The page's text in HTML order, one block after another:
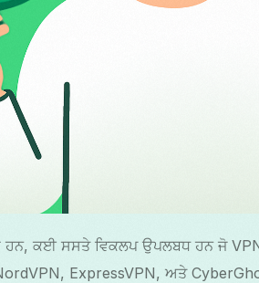
ਕਈ ਸਸਤੇ ਵਿਕਲਪ ਉਪਲਬਧ ਹਨ ਜੋ
ExpressVPN, ਅਤੇ